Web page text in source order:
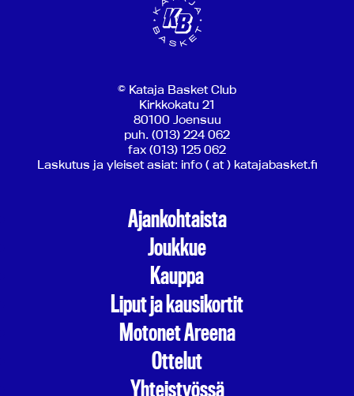
© Kataja Basket Club
Kirkkokatu 21
80100 Joensuu
puh. (013) 224 062
fax (013) 125 062
Laskutus ja yleiset asiat: info ( at ) katajabasket.fi
Ajankohtaista
Joukkue
Kauppa
Liput ja kausikortit
Motonet Areena
Ottelut
Yhteistyössä